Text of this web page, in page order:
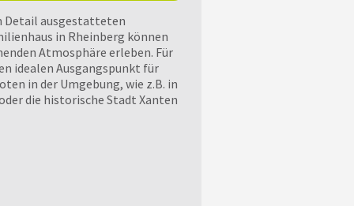
Detail ausgestatteten
in Rheinberg können
Atmosphäre erleben. Für
idealen Ausgangspunkt für
in der Umgebung, wie z.B. in
die historische Stadt Xanten